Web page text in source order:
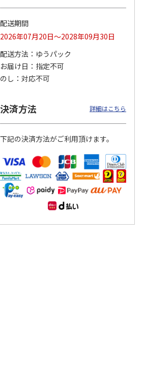
ジオラマスタンド
（殺生丸）
5.0（4）
3,300円
(送料別・税込)
5.0（4）
配送期間
2026年07月20日～2028年09月30日
配送方法
ゆうパック
お届け日
指定不可
のし
対応不可
決済方法 詳細はこちら
下記の決済方法がご利用頂けます。